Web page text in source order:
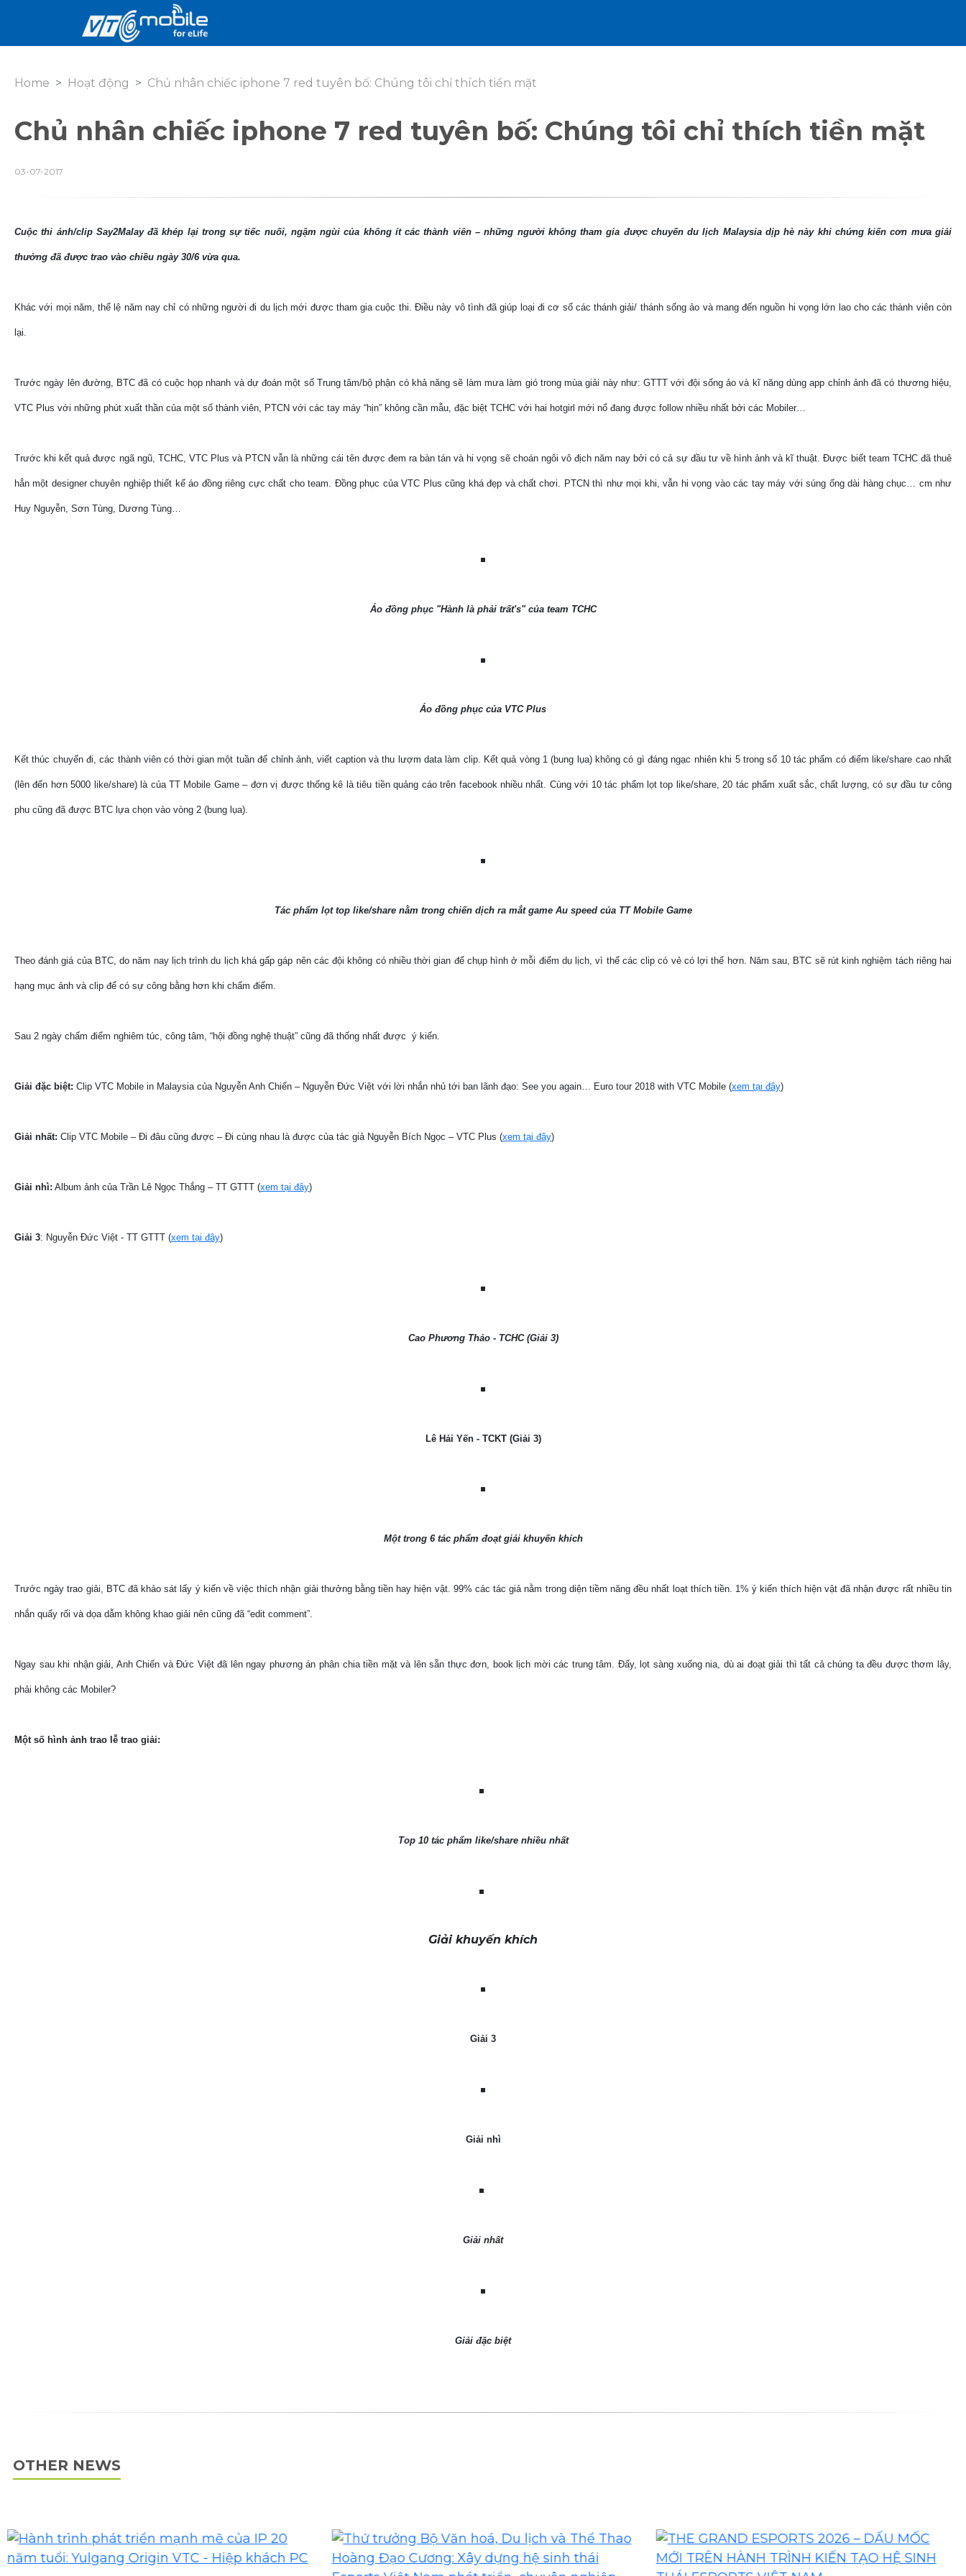
Home Hoạt động Chủ nhân chiếc iphone 7 red tuyên bố: Chúng tôi chỉ thích tiền mặt
Chủ nhân chiếc iphone 7 red tuyên bố: Chúng tôi chỉ thích tiền mặt
03-07-2017
Cuộc thi ảnh/clip Say2Malay đã khép lại trong sự tiếc nuối, ngậm ngùi của không ít các thành viên – những người không tham gia được chuyến du lịch Malaysia dịp hè này khi chứng kiến cơn mưa giải
thưởng đã được trao vào chiều ngày 30/6 vừa qua.
Khác với mọi năm, thể lệ năm nay chỉ có những người đi du lịch mới được tham gia cuộc thi. Điều này vô tình đã giúp loại đi cơ số các thánh giải/ thánh sống ảo và mang đến nguồn hi vọng lớn lao cho các thành viên còn
lại.
Trước ngày lên đường, BTC đã có cuộc họp nhanh và dự đoán một số Trung tâm/bộ phận có khả năng sẽ làm mưa làm gió trong mùa giải này như: GTTT với đội sống ảo và kĩ năng dùng app chỉnh ảnh đã có thương hiệu,
VTC Plus với những phút xuất thần của một số thành viên, PTCN với các tay máy “hịn” không cần mẫu, đặc biệt TCHC với hai hotgirl mới nổ đang được follow nhiều nhất bởi các Mobiler…
Trước khi kết quả được ngã ngũ, TCHC, VTC Plus và PTCN vẫn là những cái tên được đem ra bàn tán và hi vọng sẽ choán ngôi vô địch năm nay bởi có cả sự đầu tư về hình ảnh và kĩ thuật. Được biết team TCHC đã thuê
hẳn một designer chuyên nghiệp thiết kế áo đồng riêng cực chất cho team. Đồng phục của VTC Plus cũng khá đẹp và chất chơi. PTCN thì như mọi khi, vẫn hi vọng vào các tay máy với súng ống dài hàng chục… cm như
Huy Nguyễn, Sơn Tùng, Dương Tùng…
Áo đồng phục "Hành là phải trất's" của team TCHC
Áo đồng phục của VTC Plus
Kết thúc chuyến đi, các thành viên có thời gian một tuần để chỉnh ảnh, viết caption và thu lượm data làm clip. Kết quả vòng 1 (bung lụa) không có gì đáng ngạc nhiên khi 5 trong số 10 tác phẩm có điểm like/share cao nhất
(lên đến hơn 5000 like/share) là của TT Mobile Game – đơn vị được thống kê là tiêu tiền quảng cáo trên facebook nhiều nhất. Cùng với 10 tác phẩm lọt top like/share, 20 tác phẩm xuất sắc, chất lượng, có sự đầu tư công
phu cũng đã được BTC lựa chọn vào vòng 2 (bung lụa).
Tác phẩm lọt top like/share nằm trong chiến dịch ra mắt game Au speed của TT Mobile Game
Theo đánh giá của BTC, do năm nay lịch trình du lịch khá gấp gáp nên các đội không có nhiều thời gian để chụp hình ở mỗi điểm du lịch, vì thế các clip có vẻ có lợi thế hơn. Năm sau, BTC sẽ rút kinh nghiệm tách riêng hai
hạng mục ảnh và clip để có sự công bằng hơn khi chấm điểm.
Sau 2 ngày chấm điểm nghiêm túc, công tâm, “hội đồng nghệ thuật” cũng đã thống nhất được ý kiến.
Giải đặc biệt: Clip VTC Mobile in Malaysia của Nguyễn Anh Chiến – Nguyễn Đức Việt với lời nhắn nhủ tới ban lãnh đạo: See you again… Euro tour 2018 with VTC Mobile (xem tại đây)
Giải nhất: Clip VTC Mobile – Đi đâu cũng được – Đi cùng nhau là được của tác giả Nguyễn Bích Ngọc – VTC Plus (xem tại đây)
Giải nhì: Album ảnh của Trần Lê Ngọc Thắng – TT GTTT (xem tại đây)
Giải 3: Nguyễn Đức Việt - TT GTTT (xem tại đây)
Cao Phương Thảo - TCHC (Giải 3)
Lê Hải Yến - TCKT (Giải 3)
Một trong 6 tác phẩm đoạt giải khuyến khích
Trước ngày trao giải, BTC đã khảo sát lấy ý kiến về việc thích nhận giải thưởng bằng tiền hay hiện vật. 99% các tác giả nằm trong diện tiềm năng đều nhất loạt thích tiền. 1% ý kiến thích hiện vật đã nhận được rất nhiều tin
nhắn quấy rối và dọa dẫm không khao giải nên cũng đã “edit comment”.
Ngay sau khi nhận giải, Anh Chiến và Đức Việt đã lên ngay phương án phân chia tiền mặt và lên sẵn thực đơn, book lịch mời các trung tâm. Đấy, lọt sàng xuống nia, dù ai đoạt giải thì tất cả chúng ta đều được thơm lây,
phải không các Mobiler?
Một số hình ảnh trao lễ trao giải:
Top 10 tác phẩm like/share nhiều nhất
Giải khuyến khích
Giải 3
Giải nhì
Giải nhất
Giải đặc biệt
OTHER NEWS